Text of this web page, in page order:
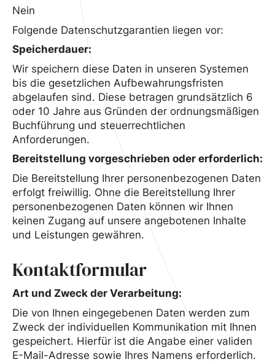
Nein
Folgende Datenschutzgarantien liegen vor:
Speicherdauer:
Wir speichern diese Daten in unseren Systemen
bis die gesetzlichen Aufbewahrungsfristen
abgelaufen sind. Diese betragen grundsätzlich 6
oder 10 Jahre aus Gründen der ordnungsmäßigen
Buchführung und steuerrechtlichen
Anforderungen.
Bereitstellung vorgeschrieben oder erforderlich:
Die Bereitstellung Ihrer personenbezogenen Daten
erfolgt freiwillig. Ohne die Bereitstellung Ihrer
personenbezogenen Daten können wir Ihnen
keinen Zugang auf unsere angebotenen Inhalte
und Leistungen gewähren.
Kontaktformular
Art und Zweck der Verarbeitung:
Die von Ihnen eingegebenen Daten werden zum
Zweck der individuellen Kommunikation mit Ihnen
gespeichert. Hierfür ist die Angabe einer validen
E-Mail-Adresse sowie Ihres Namens erforderlich.